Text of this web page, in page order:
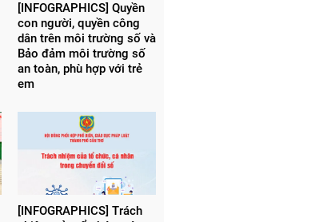
[INFOGRAPHICS] Quyền
con người, quyền công
dân trên môi trường số và
Bảo đảm môi trường số
an toàn, phù hợp với trẻ
em
[INFOGRAPHICS] Trách